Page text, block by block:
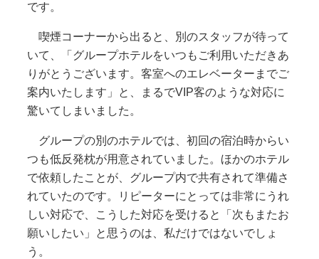
です。
喫煙コーナーから出ると、別のスタッフが待って
いて、「グループホテルをいつもご利用いただきあ
りがとうございます。客室へのエレベーターまでご
案内いたします」と、まるでVIP客のような対応に
驚いてしまいました。
グループの別のホテルでは、初回の宿泊時からい
つも低反発枕が用意されていました。ほかのホテル
で依頼したことが、グループ内で共有されて準備さ
れていたのです。リピーターにとっては非常にうれ
しい対応で、こうした対応を受けると「次もまたお
願いしたい」と思うのは、私だけではないでしょ
う。